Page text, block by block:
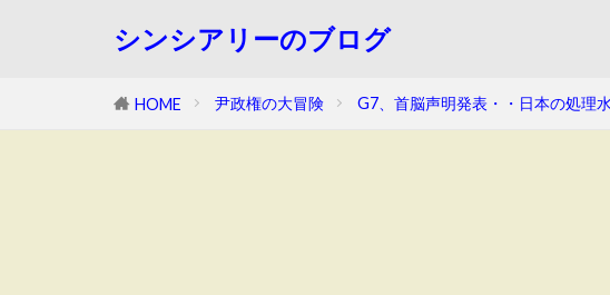
シンシアリーのブログ
HOME 尹政権の大冒険 G7、首脳声明発表・・日本の処理